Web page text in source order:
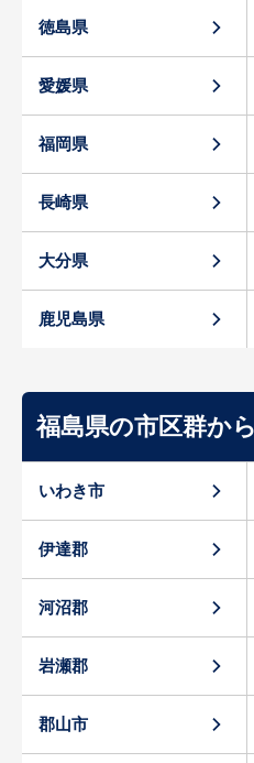
徳島県
愛媛県
福岡県
長崎県
大分県
鹿児島県
福島県の市区群か
いわき市
伊達郡
河沼郡
岩瀬郡
郡山市